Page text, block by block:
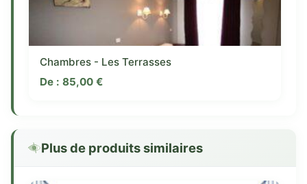
Chambres - Les Terrasses
De : 85,00 €
Plus de produits similaires